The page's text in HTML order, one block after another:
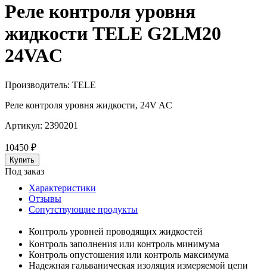
Реле контроля уровня
жидкости TELE G2LM20
24VAC
Производитель: TELE
Реле контроля уровня жидкости, 24V AC
Артикул: 2390201
10450 ₽
Под заказ
Характеристики
Отзывы
Сопутствующие продукты
Контроль уровней проводящих жидкостей
Контроль заполнения или контроль минимума
Контроль опустошения или контроль максимума
Надежная гальваническая изоляция измеряемой цепи